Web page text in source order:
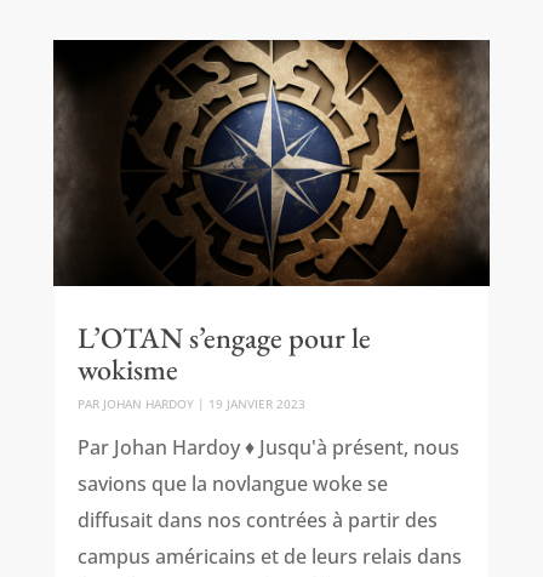
L’OTAN s’engage pour le
wokisme
PAR JOHAN HARDOY| 19 JANVIER 2023
Par Johan Hardoy ♦ Jusqu'à présent, nous
savions que la novlangue woke se
diffusait dans nos contrées à partir des
campus américains et de leurs relais dans